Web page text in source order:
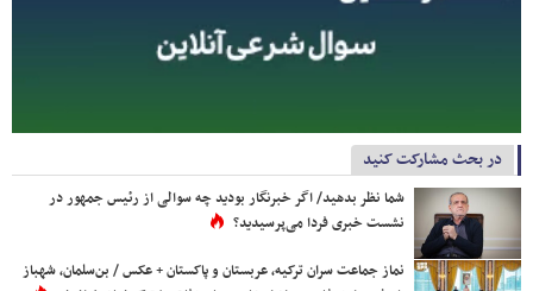
در بحث مشارکت کنید
شما نظر بدهید/ اگر خبرنگار بودید چه سوالی از رئیس جمهور در
نشست خبری فردا می‌پرسیدید؟
نماز جماعت سران ترکیه، عربستان و پاکستان + عکس / بن‌سلمان، شهباز